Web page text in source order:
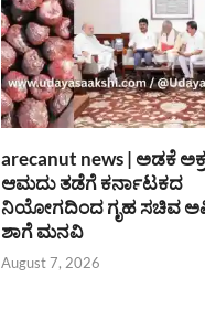
arecanut news | ಅಡಕೆ
ಆಮದು ತಡೆಗೆ ಕರ್ನಾಟಕದ
ನಿಯೋಗದಿಂದ ಗೃಹ ಸಚಿವ
ಶಾಗೆ ಮನವಿ
August 7, 2026